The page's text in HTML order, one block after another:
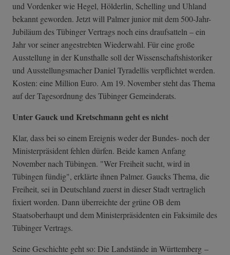
und Vordenker wie Hegel, Hölderlin, Schelling und Uhland
bekannt geworden. Jetzt will Palmer junior mit dem 500-Jahr-
Jubiläum des Tübinger Vertrags noch eins draufsatteln – ein
Jahr vor seiner angestrebten Wiederwahl. Für eine große
Ausstellung in der Kunsthalle soll der Wissenschaftshistoriker
und Ausstellungsmacher Daniel Tyradellis verpflichtet werden.
Kosten: eine Million Euro. Am 19. November steht das Thema
auf der Tagesordnung des Tübinger Gemeinderats.
Unter Gauck und Kretschmann geht es nicht
Klar, dass bei so einem Ereignis weder der Bundes- noch der
Ministerpräsident fehlen dürfen. Beide kamen Anfang
November nach Tübingen. "Wer Freiheit sucht, wird in
Tübingen fündig", erklärte ihnen Palmer. Gaucks Thema, die
Freiheit, sei in Deutschland zuerst in dieser Stadt vertraglich
fixiert worden. Dann überreichte der grüne OB dem
Staatsoberhaupt und dem Ministerpräsidenten ein Faksimile des
Tübinger Vertrags.
Seine Geschichte geht so: Die Landstände in Württemberg –